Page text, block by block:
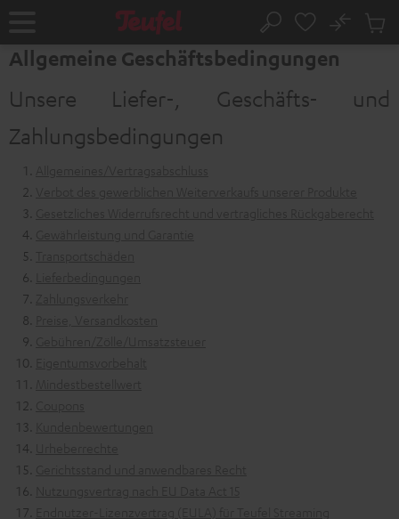
Startseite Suche
No
Allgemeine Geschäftsbedingungen
Unsere Liefer-, Geschäfts- und
Zahlungsbedingungen